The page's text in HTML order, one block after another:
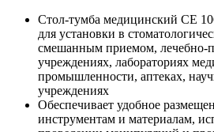
Стол-тумба медицинский СЕ
для установки в
смешанным приемом, лечебно-
учреждениях, лабораториях
промышленности, аптеках,
учреждениях
Обеспечивает удобное
инструментам и материалам,